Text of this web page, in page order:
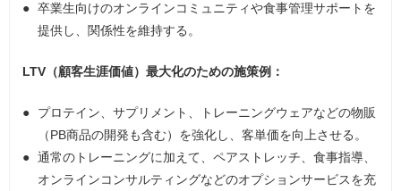
卒業生向けのオンラインコミュニティや食事管理サポートを
提供し、関係性を維持する。
LTV（顧客生涯価値）最大化のための施策例：
プロテイン、サプリメント、トレーニングウェアなどの物販
（PB商品の開発も含む）を強化し、客単価を向上させる。
通常のトレーニングに加えて、ペアストレッチ、食事指導、
オンラインコンサルティングなどのオプションサービスを充